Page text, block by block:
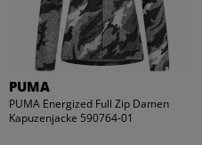
PUMA
PUMA Energized Full Zip Damen
Kapuzenjacke 590764-01